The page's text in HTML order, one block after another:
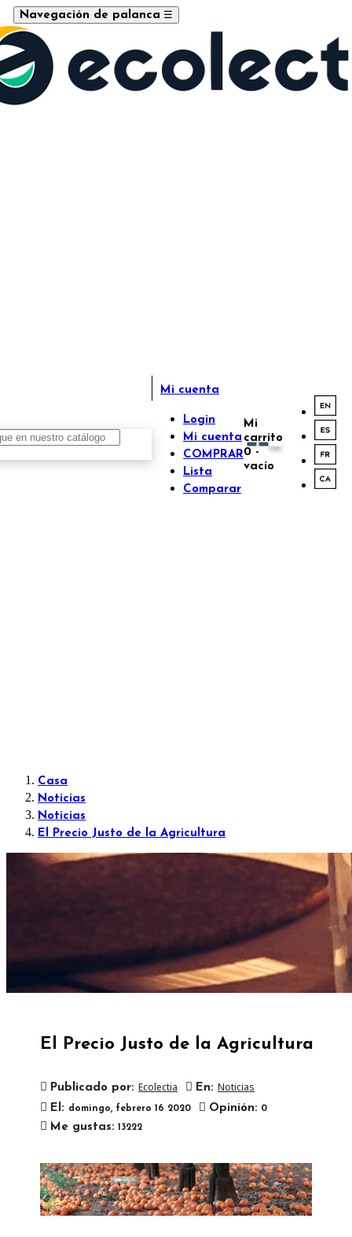
Navegación de palanca ☰
Mi cuenta
Login
Mi cuenta
COMPRAR
Lista
Comparar
Mi
carrito
0 -
vacío
Casa
Noticias
Noticias
El Precio Justo de la Agricultura
El Precio Justo de la Agricultura
Publicado por:Ecolectia En:Noticias
El: domingo, febrero 16 2020 Opinión: 0
 Me gustas: 13222